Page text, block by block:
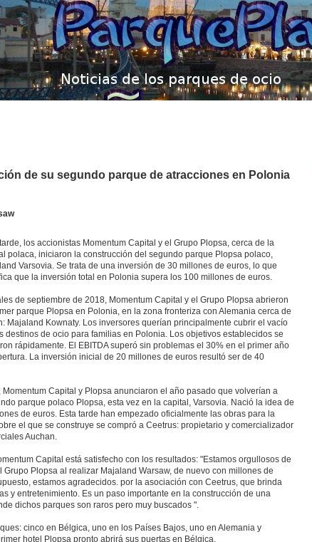
de su segundo parque de atracciones en Polonia
los accionistas Momentum Capital y el Grupo Plopsa, cerca de la
polaca, iniciaron la construcción del segundo parque Plopsa polaco,
Varsovia. Se trata de una inversión de 30 millones de euros, lo que
que la inversión total en Polonia supera los 100 millones de euros.
de septiembre de 2018, Momentum Capital y el Grupo Plopsa abrieron
parque Plopsa en Polonia, en la zona fronteriza con Alemania cerca de
Majaland Kownaty. Los inversores querían principalmente cubrir el vacío
destinos de ocio para familias en Polonia. Los objetivos establecidos se
rápidamente. El EBITDA superó sin problemas el 30% en el primer año
La inversión inicial de 20 millones de euros resultó ser de 40
Capital y Plopsa anunciaron el año pasado que volverían a
parque polaco Plopsa, esta vez en la capital, Varsovia. Nació la idea de
de euros. Esta tarde han empezado oficialmente las obras para la
el que se construye se compró a Ceetrus: propietario y comercializador
Auchan.
Capital está satisfecho con los resultados: "Estamos orgullosos de
Plopsa al realizar Majaland Warsaw, de nuevo con millones de
estamos agradecidos. por la asociación con Ceetrus, que brinda
y entretenimiento. Es un paso importante en la construcción de una
dichos parques son raros pero muy buscados ".
cinco en Bélgica, uno en los Países Bajos, uno en Alemania y
hotel Plopsa pronto abrirá sus puertas en Bélgica.